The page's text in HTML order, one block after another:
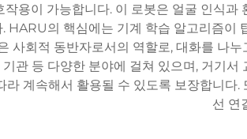
용이 가능합니다. 이 로봇은 얼굴 인식
HARU의 핵심에는 기계 학습 알고리즘이
사회적 동반자로서의 역할로, 대화를 나
관 등 다양한 분야에 걸쳐 있으며, 거기
라 계속해서 활용될 수 있도록 보장합니
선 연